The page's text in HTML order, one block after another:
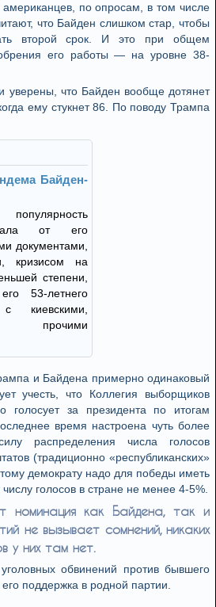
американцев, по опросам, в том числе
что Байден слишком стар, чтобы
второй срок. И это при общем
его работы — на уровне 38-
уверены, что Байден вообще дотянет
ему стукнет 86. По поводу Трампа
Байден-
от его
документами,
кризисом на
степени,
53-летнего
киевскими,
прочими
и Байдена примерно одинаковый
учесть, что Коллегия выборщиков
за президента по итогам
время настроена чуть более
распределения числа голосов
(традиционно «республиканских»
демократу надо для победы иметь
голосов в стране не менее 4-5%.
номинация как Байдена, так и
не вызывает сомнений, никаких
у них там нет.
обвинений против бывшего
поддержка в родной партии.